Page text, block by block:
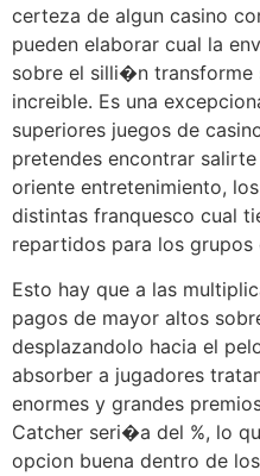
certeza de algun casino
pueden elaborar cual la
sobre el silli�n transforme
increible. Es una
superiores juegos de
pretendes encontrar
oriente entretenimiento,
distintas franquesco cual
repartidos para los grupos
Esto hay que a las
pagos de mayor altos
desplazandolo hacia el
absorber a jugadores
enormes y grandes
Catcher seri�a del %, lo
opcion buena dentro de